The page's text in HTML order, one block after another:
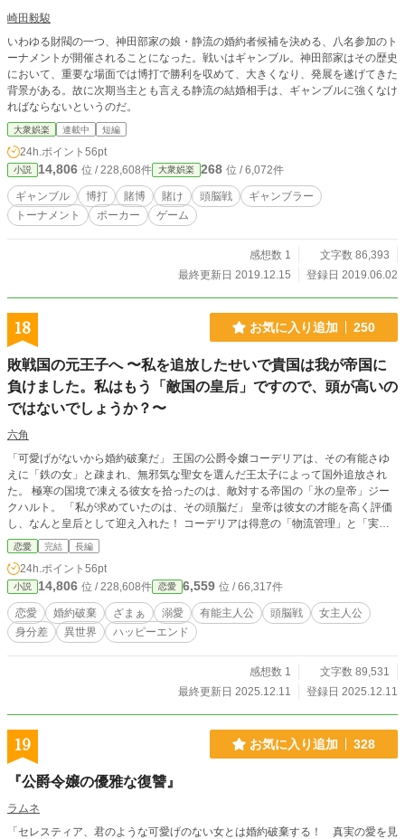
崎田毅駿
いわゆる財閥の一つ、神田部家の娘・静流の婚約者候補を決める、八名参加のト
ーナメントが開催されることになった。戦いはギャンブル。神田部家はその歴史
において、重要な場面では博打で勝利を収めて、大きくなり、発展を遂げてきた
背景がある。故に次期当主とも言える静流の結婚相手は、ギャンブルに強くなけ
ればならないというのだ。
大衆娯楽 連載中 短編
24h.ポイント 56pt
小説 14,806 位 / 228,608件 大衆娯楽 268 位 / 6,072件
ギャンブル 博打 賭博 賭け 頭脳戦
ギャンブラー
トーナメント
ポーカー ゲーム
感想数 1
文字数 86,393
最終更新日 2019.12.15
登録日 2019.06.02
18 お気に入り追加 250
敗戦国の元王子へ 〜私を追放したせいで貴国は我が帝国に
負けました。私はもう「敵国の皇后」ですので、頭が高いの
ではないでしょうか？〜
六角
「可愛げがないから婚約破棄だ」 王国の公爵令嬢コーデリアは、その有能さゆ
えに「鉄の女」と疎まれ、無邪気な聖女を選んだ王太子によって国外追放され
た。 極寒の国境で凍える彼女を拾ったのは、敵対する帝国の「氷の皇帝」ジー
クハルト。 「私が求めていたのは、その頭脳だ」 皇帝は彼女の才能を高く評価
し、なんと皇后として迎え入れた！ コーデリアは得意の「物流管理」と「実務
能力」で帝国を黄金時代へと導き、氷の皇帝から極上の溺愛を受けることに。
一方、彼女を失った王国はインフラが崩壊し、経済が破綻。焦った元婚約者は戦
争を仕掛けてくるが、コーデリアの完璧な策の前に為す術なく敗北する。 和平
交渉の席、泥まみれで土下座する元王子に対し、美しき皇后は冷ややかに言い放
つ。 「頭が高いのではないでしょうか？ 私はもう、貴国を支配する帝国の皇后
ですので」 これは、捨てられた有能令嬢が、最強のパートナーと共に元祖国を
「実務」で叩き潰し、世界一幸せになるまでの爽快な大逆転劇。
恋愛 完結 長編
24h.ポイント 56pt
小説 14,806 位 / 228,608件 恋愛 6,559 位 / 66,317件
恋愛 婚約破棄 ざまぁ 溺愛 有能主人公 頭脳戦
女主人公
身分差
異世界 ハッピーエンド
感想数 1
文字数 89,531
最終更新日 2025.12.11
登録日 2025.12.11
19 お気に入り追加 328
『公爵令嬢の優雅な復讐』
ラムネ
「セレスティア、君のような可愛げのない女とは婚約破棄する！ 真実の愛を見